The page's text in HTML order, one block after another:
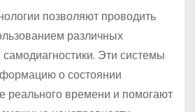
позволяют проводить
различных
Эти системы
о состоянии
реального времени и помогают